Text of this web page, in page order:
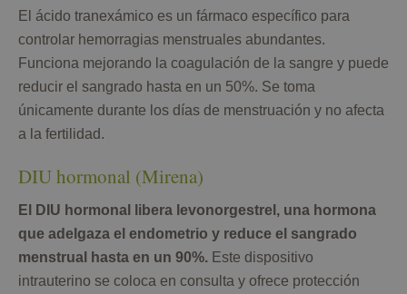
El ácido tranexámico es un fármaco específico para
controlar hemorragias menstruales abundantes.
Funciona mejorando la coagulación de la sangre y puede
reducir el sangrado hasta en un 50%. Se toma
únicamente durante los días de menstruación y no afecta
a la fertilidad.
DIU hormonal (Mirena)
El DIU hormonal libera levonorgestrel, una hormona
que adelgaza el endometrio y reduce el sangrado
menstrual hasta en un 90%. Este dispositivo
intrauterino se coloca en consulta y ofrece protección